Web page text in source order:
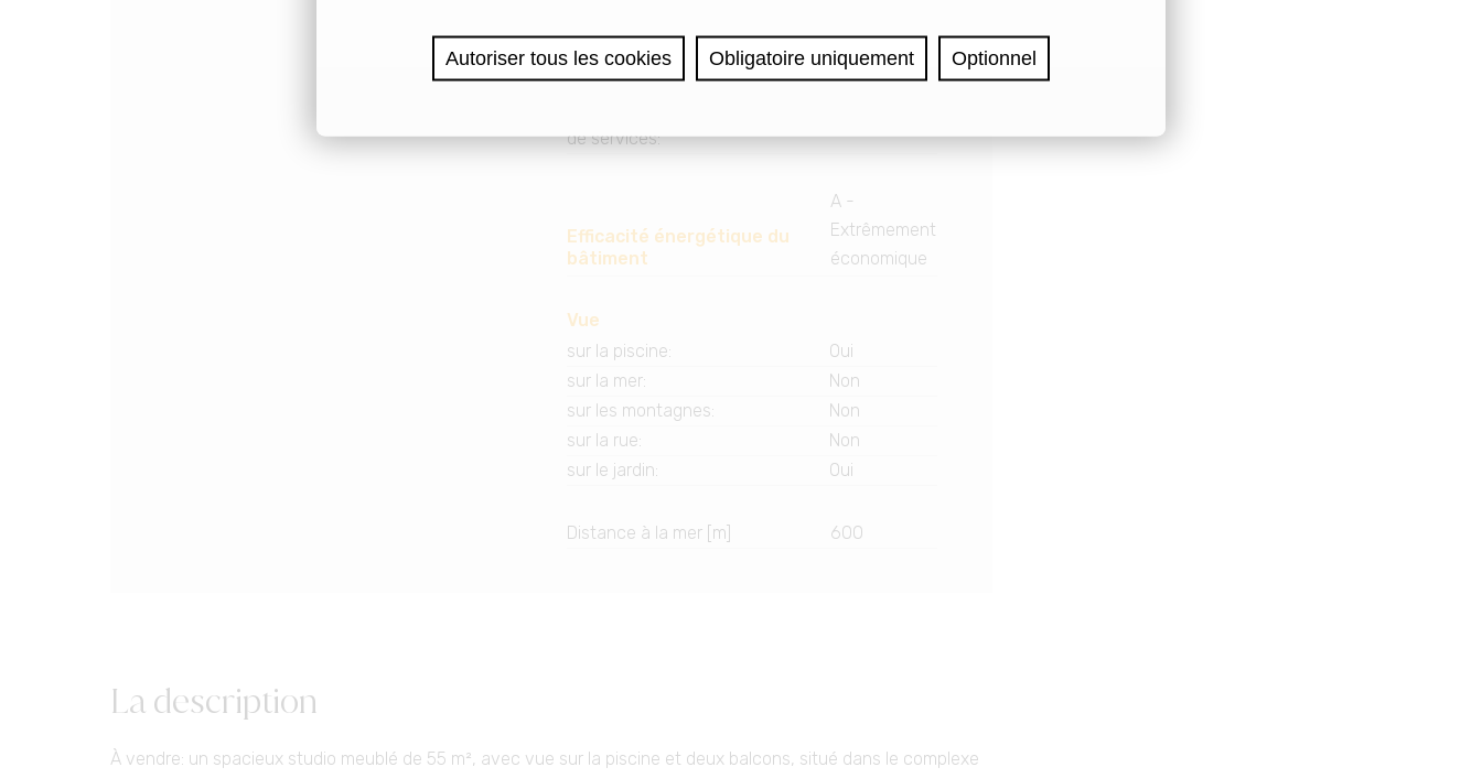
poste:
Oui
supermarché:
Oui
de services:
Efficacité énergétique du
bâtiment
A -
Extrêmement
économique
Vue
sur la piscine:
Oui
sur la mer:
Non
sur les montagnes:
Non
sur la rue:
Non
sur le jardin: Oui
Distance à la mer [m] 600
La description
À vendre: un spacieux studio meublé de 55 m², avec vue sur la piscine et deux balcons, situé dans le complexe